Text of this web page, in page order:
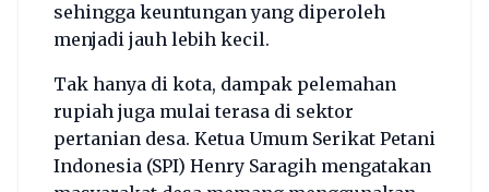
sehingga keuntungan yang diperoleh
menjadi jauh lebih kecil.
Tak hanya di kota, dampak pelemahan
rupiah juga mulai terasa di sektor
pertanian desa. Ketua Umum Serikat Petani
Indonesia (SPI) Henry Saragih mengatakan